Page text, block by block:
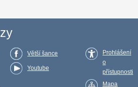
Větší šance
Youtube
Prohlášení
o
přístupnosti
Mapa